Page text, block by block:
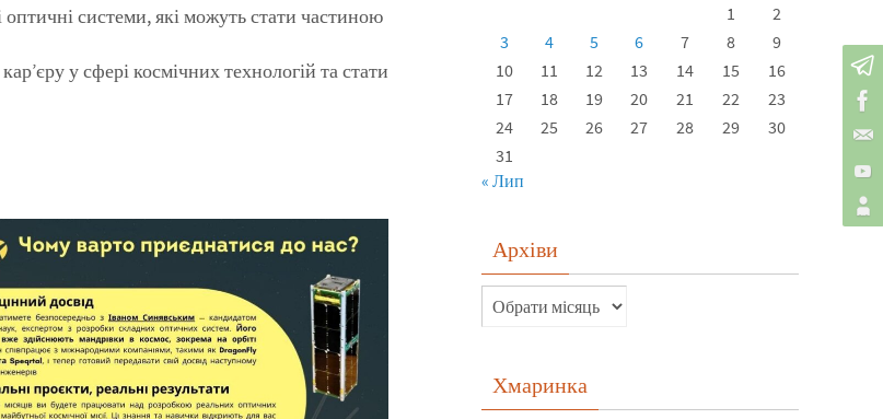
оптичні системи, які можуть стати частиною
у сфері космічних технологій та стати
1
2
3
4 5 6 7 8
9
10
11 12 13 14 15
16
17
18 19 20 21 22
23
24
25 26 27 28 29
30
31
« Лип
Архіви
Хмаринка